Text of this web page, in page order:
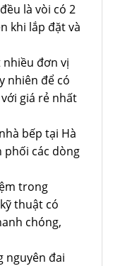
là vòi có 2
khi lắp đặt và
đơn vị
nhiên để có
với giá rẻ nhất
bếp tại Hà
phối các dòng
trong
thuật có
chóng,
nguyên đai